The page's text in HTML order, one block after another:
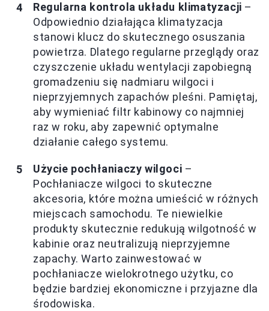
Regularna kontrola układu klimatyzacji –
Odpowiednio działająca klimatyzacja
stanowi klucz do skutecznego osuszania
powietrza. Dlatego regularne przeglądy oraz
czyszczenie układu wentylacji zapobiegną
gromadzeniu się nadmiaru wilgoci i
nieprzyjemnych zapachów pleśni. Pamiętaj,
aby wymieniać filtr kabinowy co najmniej
raz w roku, aby zapewnić optymalne
działanie całego systemu.
Użycie pochłaniaczy wilgoci –
Pochłaniacze wilgoci to skuteczne
akcesoria, które można umieścić w różnych
miejscach samochodu. Te niewielkie
produkty skutecznie redukują wilgotność w
kabinie oraz neutralizują nieprzyjemne
zapachy. Warto zainwestować w
pochłaniacze wielokrotnego użytku, co
będzie bardziej ekonomiczne i przyjazne dla
środowiska.